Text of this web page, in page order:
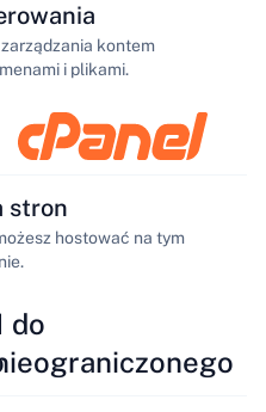
kontem
i plikami.
stron
hostować na tym
do